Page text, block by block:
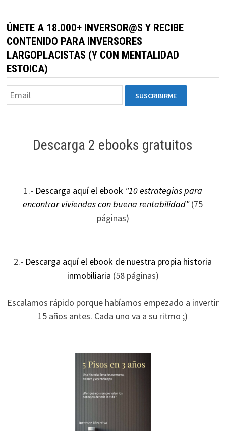
ÚNETE A 18.000+ INVERSOR@S Y RECIBE
CONTENIDO PARA INVERSORES
LARGOPLACISTAS (Y CON MENTALIDAD
ESTOICA)
Descarga 2 ebooks gratuitos
1.- Descarga aquí el ebook "10 estrategias para
encontrar viviendas con buena rentabilidad"(75
páginas)
2.- Descarga aquí el ebook de nuestra propia historia
inmobiliaria (58 páginas)
Escalamos rápido porque habíamos empezado a invertir
15 años antes. Cada uno va a su ritmo ;)
cookies,
algunas
funcionalidades
desaparecerán
de la web.
Marketing
comportamiento
posibilidad de
ver contenido y